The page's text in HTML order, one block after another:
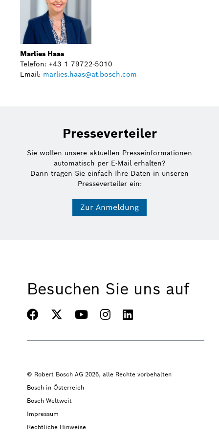
Marlies Haas
Telefon: +43 1 79722-5010
Email: marlies.haas@at.bosch.com
Presseverteiler
Sie wollen unsere aktuellen Presseinformationen
automatisch per E-Mail erhalten?
Dann tragen Sie einfach Ihre Daten in unseren
Presseverteiler ein:
Zur Anmeldung
Besuchen Sie uns auf
© Robert Bosch AG 2026, alle Rechte vorbehalten
Bosch in Österreich
Bosch Weltweit
Impressum
Rechtliche Hinweise